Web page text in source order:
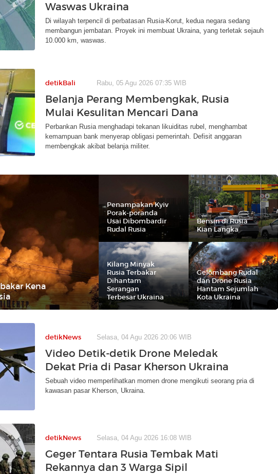
Waswas Ukraina
Di wilayah terpencil di perbatasan Rusia-Korut, kedua negara sedang
membangun jembatan. Proyek ini membuat Ukraina, yang terletak sejauh
10.000 km, waswas.
detikBali Rabu, 05 Agu 2026 07:35 WIB
Belanja Perang Membengkak, Rusia
Mulai Kesulitan Mencari Dana
Perbankan Rusia menghadapi tekanan likuiditas rubel, menghambat
kemampuan bank menyerap obligasi pemerintah. Defisit anggaran
membengkak akibat belanja militer.
Kena
Penampakan Kyiv
Porak-poranda
Usai Dibombardir
Rudal Rusia
Bensin di Rusia
Kian Langka
Kilang Minyak
Rusia Terbakar
Dihantam
Serangan
Terbesar Ukraina
Gelombang Rudal
dan Drone Rusia
Hantam Sejumlah
Kota Ukraina
detikNews Selasa, 04 Agu 2026 20:06 WIB
Video Detik-detik Drone Meledak
Dekat Pria di Pasar Kherson Ukraina
Sebuah video memperlihatkan momen drone mengikuti seorang pria di
kawasan pasar Kherson, Ukraina.
detikNews Selasa, 04 Agu 2026 16:08 WIB
Geger Tentara Rusia Tembak Mati
Rekannya dan 3 Warga Sipil